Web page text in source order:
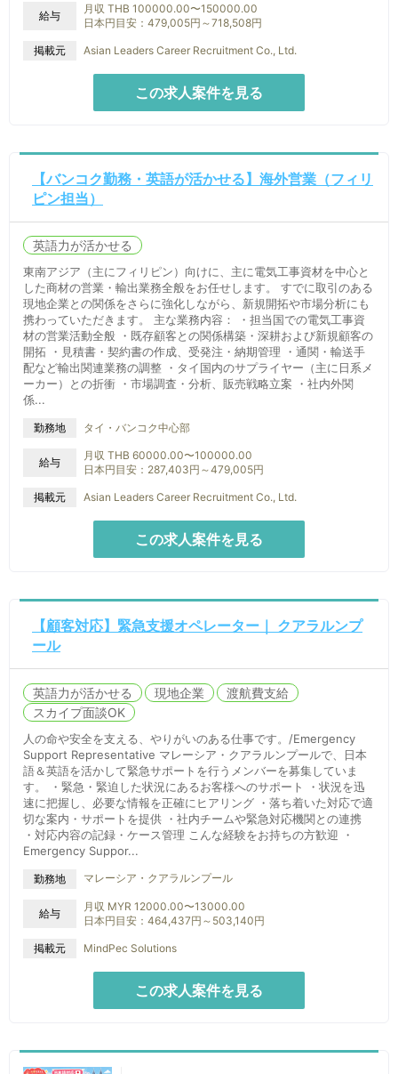
給与
月収 THB 100000.00〜150000.00
日本円目安：479,005円～718,508円
掲載元 Asian Leaders Career Recruitment Co., Ltd.
この求人案件を見る
【バンコク勤務・英語が活かせる】海外営業（フィリ
ピン担当）
英語力が活かせる
東南アジア（主にフィリピン）向けに、主に電気工事資材を中心と
した商材の営業・輸出業務全般をお任せします。 すでに取引のある
現地企業との関係をさらに強化しながら、新規開拓や市場分析にも
携わっていただきます。 主な業務内容： ・担当国での電気工事資
材の営業活動全般 ・既存顧客との関係構築・深耕および新規顧客の
開拓 ・見積書・契約書の作成、受発注・納期管理 ・通関・輸送手
配など輸出関連業務の調整 ・タイ国内のサプライヤー（主に日系メ
ーカー）との折衝 ・市場調査・分析、販売戦略立案 ・社内外関
係...
勤務地 タイ・バンコク中心部
給与
月収 THB 60000.00〜100000.00
日本円目安：287,403円～479,005円
掲載元 Asian Leaders Career Recruitment Co., Ltd.
この求人案件を見る
【顧客対応】緊急支援オペレーター｜ クアラルンプ
ール
英語力が活かせる 現地企業
渡航費支給
スカイプ面談OK
人の命や安全を支える、やりがいのある仕事です。/Emergency
Support Representative マレーシア・クアラルンプールで、日本
語＆英語を活かして緊急サポートを行うメンバーを募集していま
す。 ・緊急・緊迫した状況にあるお客様へのサポート ・状況を迅
速に把握し、必要な情報を正確にヒアリング ・落ち着いた対応で適
切な案内・サポートを提供 ・社内チームや緊急対応機関との連携
・対応内容の記録・ケース管理 こんな経験をお持ちの方歓迎 ・
Emergency Suppor...
勤務地 マレーシア・クアラルンプール
給与
月収 MYR 12000.00〜13000.00
日本円目安：464,437円～503,140円
掲載元 MindPec Solutions
この求人案件を見る